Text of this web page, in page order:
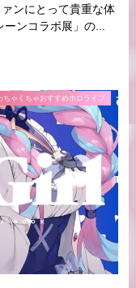
ンにとって貴重な体
ンコラボ展」の...
ちゃくちゃおすすめホロライブ